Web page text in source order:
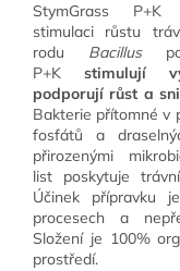
StymGrass
stimulaci růstu
rodu Bacillus
P+K stimulují
podporují růst a
Bakterie přítomné v
fosfátů a
přirozenými
list poskytuje
Účinek přípravku
procesech a
Složení je 100%
prostředí.